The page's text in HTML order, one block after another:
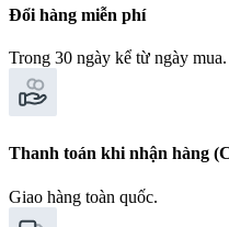
Đổi hàng miễn phí
Trong 30 ngày kể từ ngày mua.
Thanh toán khi nhận hàng
Giao hàng toàn quốc.